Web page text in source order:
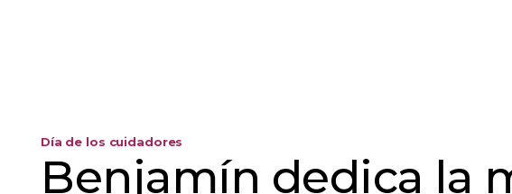
Día de los cuidadores
Benjamín dedica la